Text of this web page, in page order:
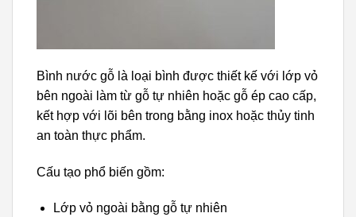
Bình nước gỗ là loại bình được thiết kế với lớp vỏ
bên ngoài làm từ gỗ tự nhiên hoặc gỗ ép cao cấp,
kết hợp với lõi bên trong bằng inox hoặc thủy tinh
an toàn thực phẩm.
Cấu tạo phổ biến gồm:
Lớp vỏ ngoài bằng gỗ tự nhiên